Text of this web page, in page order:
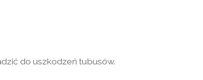
do uszkodzeń tubusów.